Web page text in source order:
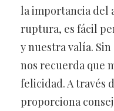
la importancia del
ruptura, es fácil
y nuestra valía.
nos recuerda que
felicidad. A través
proporciona